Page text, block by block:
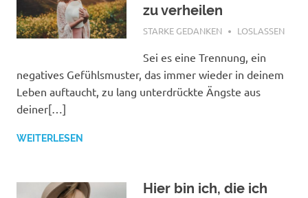
zu verheilen
DEZEMBER 7, 2021
STARKE GEDANKEN LOSLASSEN
Sei es eine Trennung, ein
negatives Gefühlsmuster, das immer wieder in deinem
Leben auftaucht, zu lang unterdrückte Ängste aus
deiner[…]
WEITERLESEN
Hier bin ich, die ich